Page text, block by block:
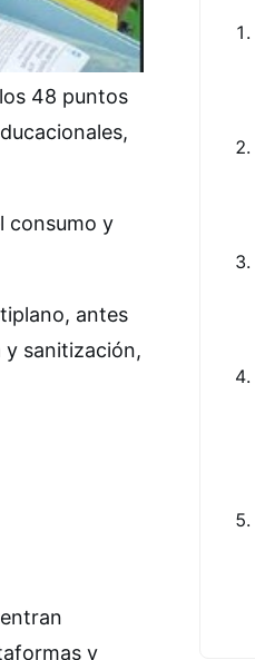
48 puntos
consumo y
antes
y sanitización,
y